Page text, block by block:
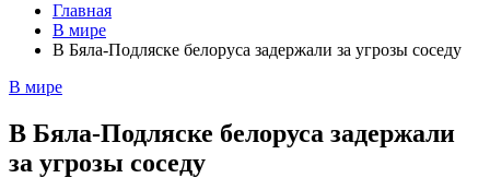
Главная
В мире
В Бяла-Подляске белоруса задержали за угрозы соседу
В мире
В Бяла-Подляске белоруса задержали
за угрозы соседу